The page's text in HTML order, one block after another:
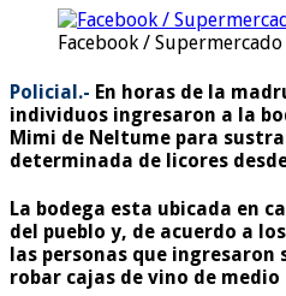
Facebook /
Policial.- En horas de la
individuos ingresaron a la
Mimi de Neltume para
determinada de licores
La bodega esta ubicada en
del pueblo y, de acuerdo a
las personas que ingresaron
robar cajas de vino de